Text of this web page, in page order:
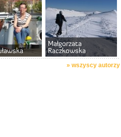
Małgorzata
Raczkowska
» wszyscy autorzy